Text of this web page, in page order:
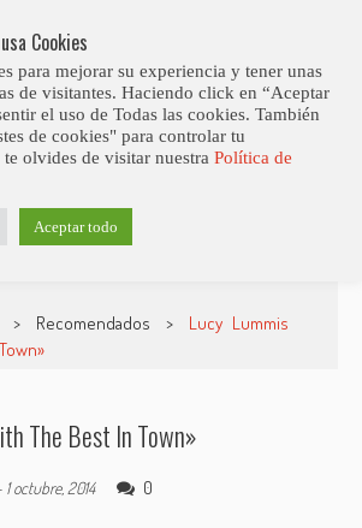
Club Contest.
> Recomendados >
Lucy Lummis
The Best In Town»
1 octubre, 2014 0
Cookies
para mejorar su experiencia y tener unas
de visitantes. Haciendo click en “Aceptar
el uso de Todas las cookies. También
de cookies" para controlar tu
olvides de visitar nuestra Política de
Aceptar todo